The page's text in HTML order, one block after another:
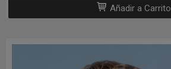
Añadir a Carrito